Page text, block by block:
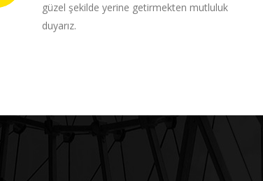
güzel şekilde yerine getirmekten mutluluk
duyarız.